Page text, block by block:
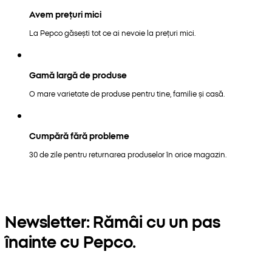
Avem prețuri mici
La Pepco găsești tot ce ai nevoie la prețuri mici.
Gamă largă de produse
O mare varietate de produse pentru tine, familie și casă.
Cumpără fără probleme
30 de zile pentru returnarea produselor în orice magazin.
Newsletter: Rămâi cu un pas
înainte cu Pepco.